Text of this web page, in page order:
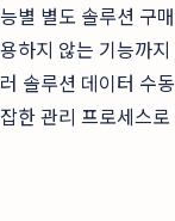
별 별도 솔루션 구
하지 않는 기능까
솔루션 데이터 수
한 관리 프로세스